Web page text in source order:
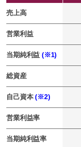
売上高
営業利益
当期純利益 (※1)
総資産
自己資本(※2)
営業利益率
当期純利益率